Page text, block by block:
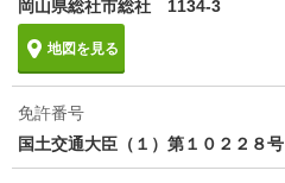
岡山県総社市総社 1134-3
地図を見る
免許番号
国土交通大臣（１）第１０２２８号